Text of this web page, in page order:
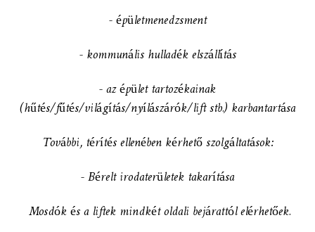
- épületmenedzsment
- kommunális hulladék elszállítás
- az épület tartozékainak
(hűtés/fűtés/világítás/nyílászárók/lift stb.) karbantartása
További, térítés ellenében kérhető szolgáltatások:
- Bérelt irodaterületek takarítása
Mosdók és a liftek mindkét oldali bejárattól elérhetőek.